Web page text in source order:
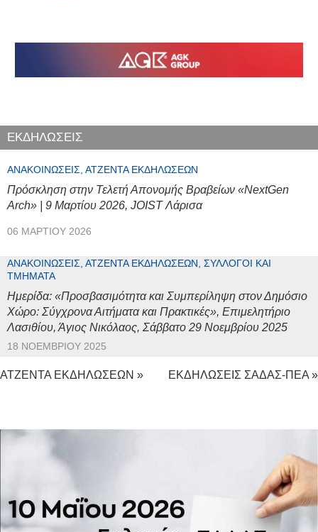
ΕΚΔΗΛΩΣΕΙΣ
ΑΝΑΚΟΙΝΏΣΕΙΣ, ΑΤΖΈΝΤΑ ΕΚΔΗΛΏΣΕΩΝ
Πρόσκληση στην Τελετή Απονομής Βραβείων «NextGen
Arch» | 9 Μαρτίου 2026, JOIST Λάρισα
06 ΜΑΡΤΊΟΥ 2026
ΑΝΑΚΟΙΝΏΣΕΙΣ, ΑΤΖΈΝΤΑ ΕΚΔΗΛΏΣΕΩΝ, ΣΎΛΛΟΓΟΙ ΚΑΙ
ΤΜΉΜΑΤΑ
Ημερίδα: «Προσβασιμότητα και Συμπερίληψη στον Δημόσιο
Χώρο: Σύγχρονα Αιτήματα και Πρακτικές», Επιμελητήριο
Λασιθίου, Άγιος Νικόλαος, Σάββατο 29 Νοεμβρίου 2025
18 ΝΟΕΜΒΡΊΟΥ 2025
ΑΤΖΕΝΤΑ ΕΚΔΗΛΩΣΕΩΝ » ΕΚΔΗΛΩΣΕΙΣ ΣΑΔΑΣ-ΠΕΑ »